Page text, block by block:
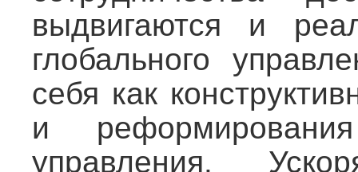
выдвигаются и
глобального
себя как
и
управления.